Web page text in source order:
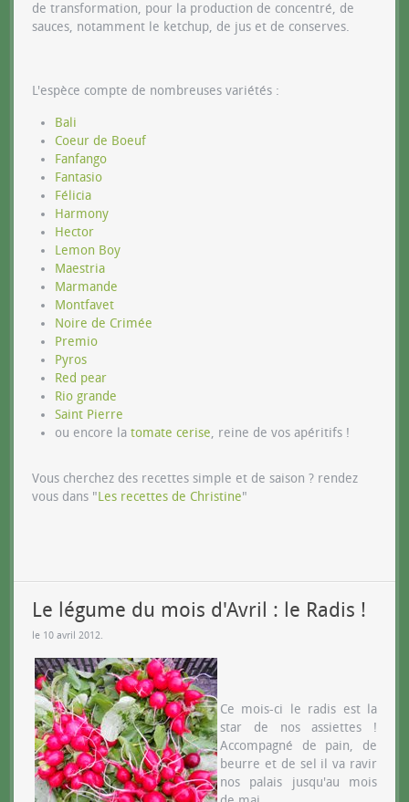
de transformation, pour la production de concentré, de
sauces, notamment le ketchup, de jus et de conserves.
L'espèce compte de nombreuses variétés :
Bali
Coeur de Boeuf
Fanfango
Fantasio
Félicia
Harmony
Hector
Lemon Boy
Maestria
Marmande
Montfavet
Noire de Crimée
Premio
Pyros
Red pear
Rio grande
Saint Pierre
ou encore la tomate cerise, reine de vos apéritifs !
Vous cherchez des recettes simple et de saison ? rendez
vous dans "Les recettes de Christine"
Le légume du mois d'Avril : le Radis !
le 10 avril 2012.
Ce mois-ci le radis est la
star de nos assiettes !
Accompagné de pain, de
beurre et de sel il va ravir
nos palais jusqu'au mois